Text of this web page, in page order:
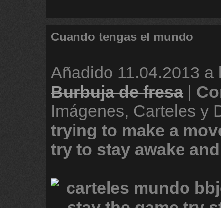
Cuando tengas el mundo
Añadido 11.04.2013 a
Burbuja de fresa |
Imágenes, Carteles y
trying to make a
try to stay awake and